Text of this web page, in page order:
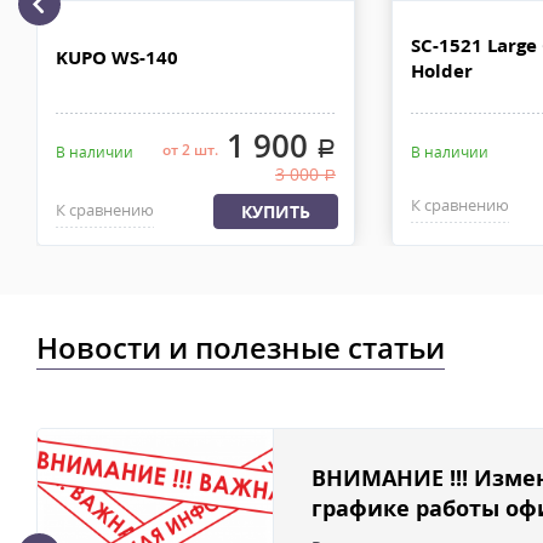
Доставка по Москве, МО и России - EMS ПОЧТА РОССИИ
Отправку заказа курьерской службой EMS осуществляем из
в течении 2-4х рабочих дней с момента 100% предоплаты,
KUPO WS-140
В наличии от 2 шт.1 900 .
3 000.
К сравнению КУПИТЬ
SC-1521
Holder
В наличии
К сравнению
Новости и полезные статьи
ВНИМАНИЕ !!!
графике работы